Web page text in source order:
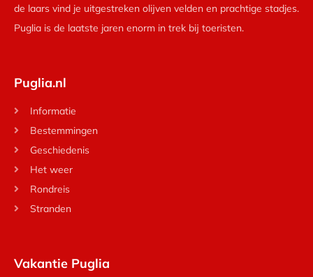
de laars vind je uitgestreken olijven velden en prachtige stadjes.
Puglia is de laatste jaren enorm in trek bij toeristen.
Puglia.nl
Informatie
Bestemmingen
Geschiedenis
Het weer
Rondreis
Stranden
Vakantie Puglia